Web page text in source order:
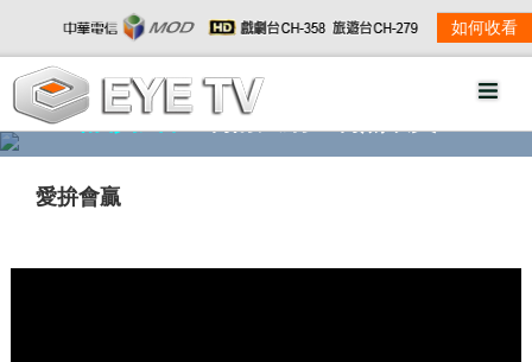
如何收看
精彩影音 劇情大綱
愛拚會贏